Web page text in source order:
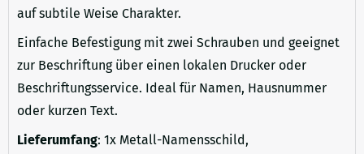
auf subtile Weise Charakter.
Einfache Befestigung mit zwei Schrauben und geeignet
zur Beschriftung über einen lokalen Drucker oder
Beschriftungsservice. Ideal für Namen, Hausnummer
oder kurzen Text.
Lieferumfang: 1x Metall-Namensschild,